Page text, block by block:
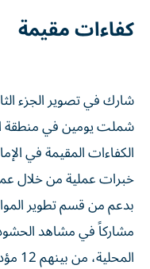
كفاءات مقيمة
الكفاءات المقيمة في
خبرات عملية من خلال